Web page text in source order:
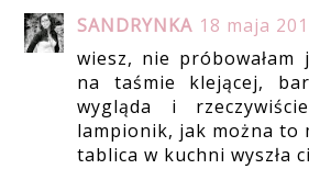
SANDRYNKA 18 maja
wiesz, nie próbowałam
na taśmie klejącej,
wygląda i
lampionik, jak można to
tablica w kuchni wyszła